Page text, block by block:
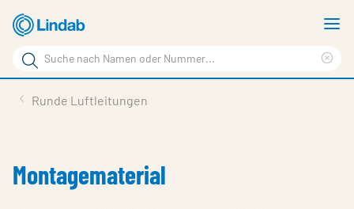
Zum
Hauptinhalt
springen
Suchbegriff
Seite
durchsuchen
Inspiration
Runde Luftleitungen
Montagematerial